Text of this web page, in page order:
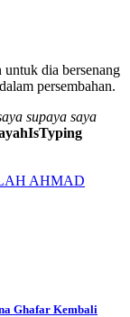
dia bersenang
persembahan.
supaya saya
AHMAD
Ghafar Kembali